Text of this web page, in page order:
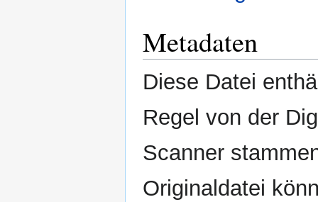
Metadaten
Diese Datei
Regel von der
Scanner
Originaldatei